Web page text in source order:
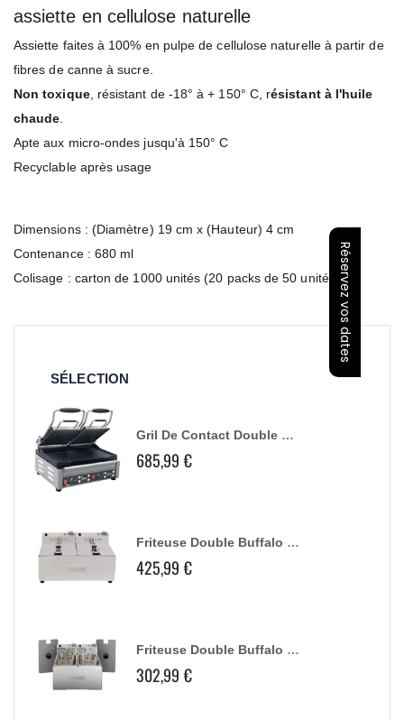
assiette en cellulose naturelle
Assiette faites à 100% en pulpe de cellulose naturelle à partir de
fibres de canne à sucre.
Non toxique, résistant de -18° à + 150° C, résistant à l'huile
chaude
Apte aux micro-ondes jusqu'à 150° C
Recyclable après usage
Dimensions : (Diamètre) 19 cm x (Hauteur) 4 cm
​Contenance : 680 ml
Colisage : carton de 1000 unités (20 packs de 50 unités).
SÉLECTION
Gril De Contact Double Buffalo Plaques Lisses
685,99 €
Friteuse Double Buffalo - 2X5L 2X2,8Kw
425,99 €
Friteuse Double Buffalo - 2X3L
302,99 €
Réservez vos dates